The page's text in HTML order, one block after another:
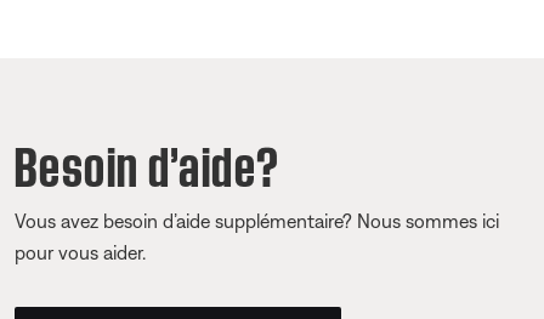
Besoin d’aide?
Vous avez besoin d’aide supplémentaire? Nous sommes ici
pour vous aider.